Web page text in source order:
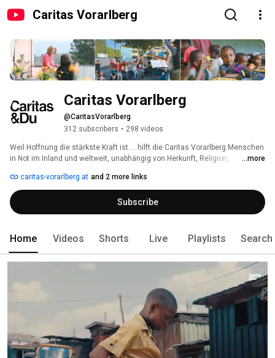
Caritas Vorarlberg
Caritas Vorarlberg
@CaritasVorarlberg
312 subscribers • 298 videos
Weil Hoffnung die stärkste Kraft ist ... hilft die Caritas Vorarlberg Menschen
in Not im Inland und weltweit, unabhängig von Herkunft, Religion,
...more
caritas-vorarlberg.at and 2 more links
Subscribe
Home Videos Shorts Live Playlists Search